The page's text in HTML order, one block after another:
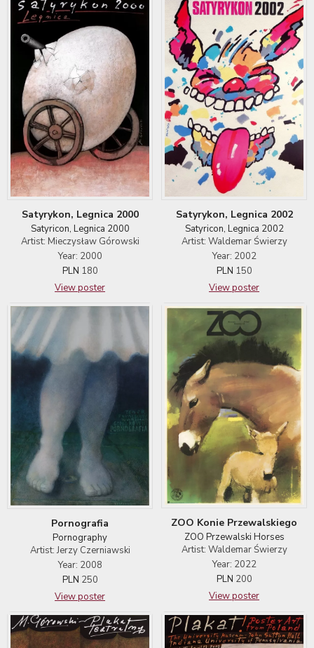
Satyrykon, Legnica 2000
Satyricon, Legnica 2000
Artist: Mieczysław Górowski
Year: 2000
PLN 180
View poster
Satyrykon, Legnica 2002
Satyricon, Legnica 2002
Artist: Waldemar Świerzy
Year: 2002
PLN 150
View poster
Pornografia
Pornography
Artist: Jerzy Czerniawski
Year: 2008
PLN 250
View poster
ZOO Konie Przewalskiego
ZOO Przewalski Horses
Artist: Waldemar Świerzy
Year: 2022
PLN 200
View poster